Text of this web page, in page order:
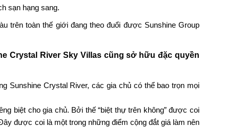
sạn hạng sang.
trên toàn thế giới đang theo đuổi được Sunshine Group
Crystal River Sky Villascũng sở hữu đặc quyền
Sunshine Crystal River, các gia chủ có thể bao trọn mọi
biệt cho gia chủ. Bởi thế “biệt thự trên không” được coi
được coi là một trong những điểm cộng đắt giá làm nên